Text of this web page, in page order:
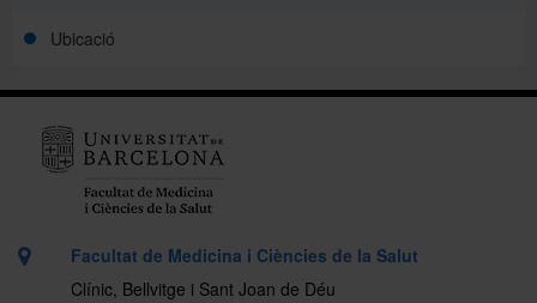
Ubicació
Facultat de Medicina i Ciències de la Salut
Clínic, Bellvitge i Sant Joan de Déu